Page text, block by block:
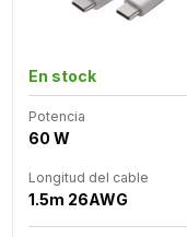
En stock
Potencia
60 W
Longitud del cable
1.5m 26AWG